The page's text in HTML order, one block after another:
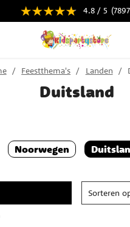
4.8 / 5
Feestthema's Landen
Duitsland
Noorwegen
Sorteren